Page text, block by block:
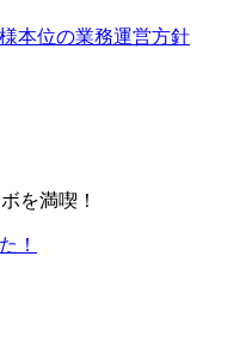
本位の業務運営方針
を満喫！
！